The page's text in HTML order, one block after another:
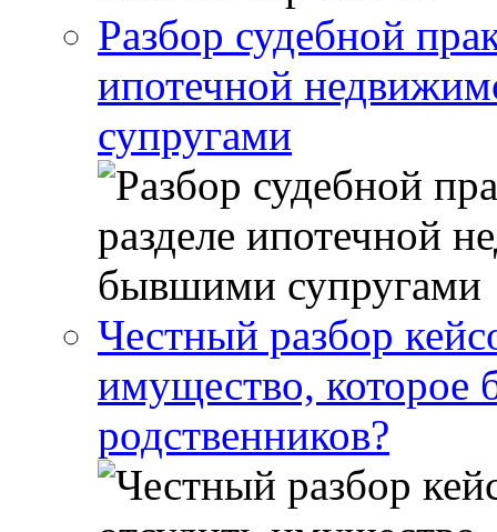
Разбор судебной
ипотечной
супругами
Честный разбор
имущество, которое
родственников?